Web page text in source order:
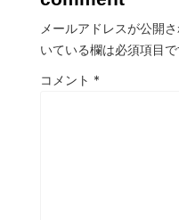
メールアドレスが公開
いている欄は必須項目で
コメント *